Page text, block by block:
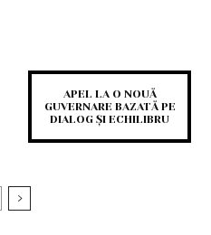
APEL LA O NOUĂ
GUVERNARE BAZATĂ PE
DIALOG ȘI ECHILIBRU